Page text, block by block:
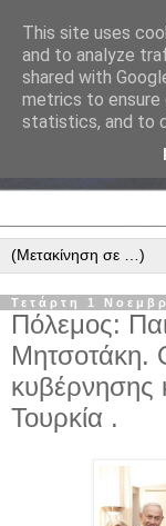
Τετάρτη 1
Πόλεμος:
Μητσοτάκη.
κυβέρνησης
Τουρκία .
This site uses
and to analyze
shared with
metrics to ensure
statistics, and to